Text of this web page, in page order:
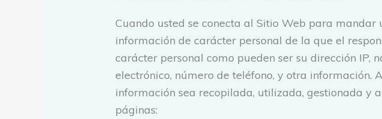
Cuando usted se conecta al Sitio Web para
información de carácter personal de la que el
carácter personal como pueden ser su dirección IP,
electrónico, número de teléfono, y otra
información sea recopilada, utilizada, gestionada y
páginas: